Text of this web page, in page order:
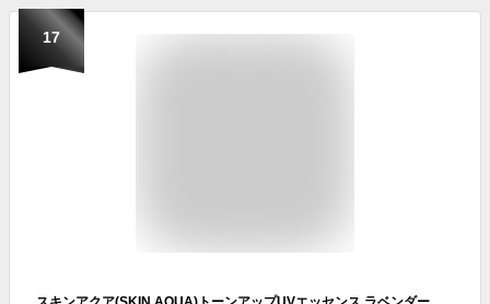
17
スキンアクア(SKIN AQUA)トーンアップUVエッセンス ラベンダー（化粧下地 崩れにくい 透明感アップ）